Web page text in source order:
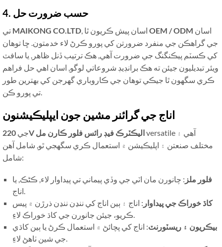
4. حسب ضرورت حل
MAIKONG CO.LTD OEM / ODM
جي گراهڪن جي منفرد ضرورتن کي پورو ڪرڻ لاء خدمتون. ڇا توهان
کي ڪسٽم پيڪنگنگ جي ضرورت آهي, هڪ ترتيب ڏنل ظاهر, يا سافٽ
ويئر تبديليون جيئن ته هڪ برانڊيڊ شروعاتي لوگو, اسان اهي حل فراهم
ڪري سگهون ٿا جيڪي توهان جي ڪاروباري گهرجن کي بهترين طور
تي پورو ڪن.
اناج جي گرائنر مشين جون ايپليڪيشنون
جي 220V اليڪٽرڪ فيڊ رائس فلور ڪارن ملversatile آهي ۽
مختلف صنعتن ۽ اپليڪيشن ۾ استعمال ڪري سگهجي ٿو, شامل آهن
شامل:
فلور ملز : چانورن مان اٽي جي وڏي پيماني تي پيداوار لاء, ڪڻڪ, يا
اناج.
کاڌ خوراڪ جي پيداوار : اناج ۽ ٻين اناج کي ننڍن ننڍن ذرڙن ۾ پيس
ڪريو، جيئن جانورن جي کاڌ خوراڪ لاءِ.
بيڪريون ۽ ريسٽورنٽ: اناج کي پچائڻ ۾ استعمال ڪرڻ يا ٻين کاڌي
جي شين ٺاهڻ لاءِ.